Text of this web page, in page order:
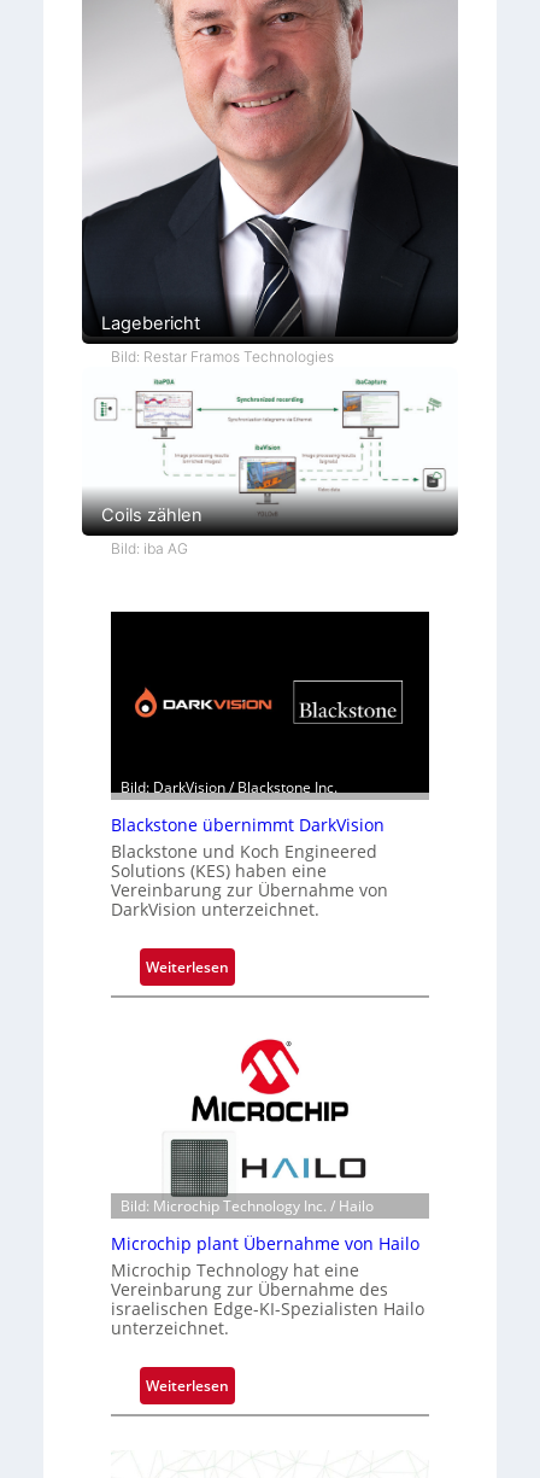
Lagebericht
Bild: Restar Framos Technologies
Coils zählen
Bild: iba AG
Bild: DarkVision / Blackstone Inc.
Blackstone übernimmt DarkVision
Blackstone und Koch Engineered
Solutions (KES) haben eine
Vereinbarung zur Übernahme von
DarkVision unterzeichnet.
Weiterlesen:
B
s
t
n
e
ü
b
e
r
i
m
m
Bild: Microchip Technology Inc. / Hailo
Microchip plant Übernahme von Hailo
Microchip Technology hat eine
Vereinbarung zur Übernahme des
israelischen Edge-KI-Spezialisten Hailo
unterzeichnet.
Weiterlesen:
M